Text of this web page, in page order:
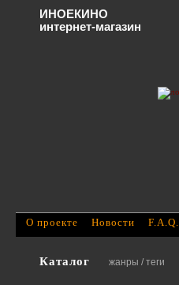
Каталог жанры / теги
О проекте Новости F.A.Q.
ИНОЕКИНО
интернет-магазин